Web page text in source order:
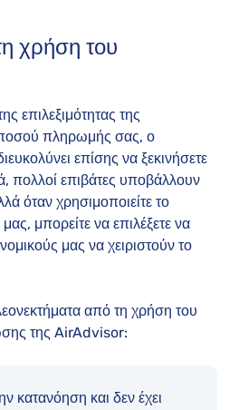
χρήση του
επιλεξιμότητας της
πληρωμής σας, ο
επίσης να ξεκινήσετε
πολλοί επιβάτες υποβάλλουν
όταν χρησιμοποιείτε το
μπορείτε να επιλέξετε να
μας να χειριστούν το
από τη χρήση του
της AirAdvisor:
κατανόηση και δεν έχει